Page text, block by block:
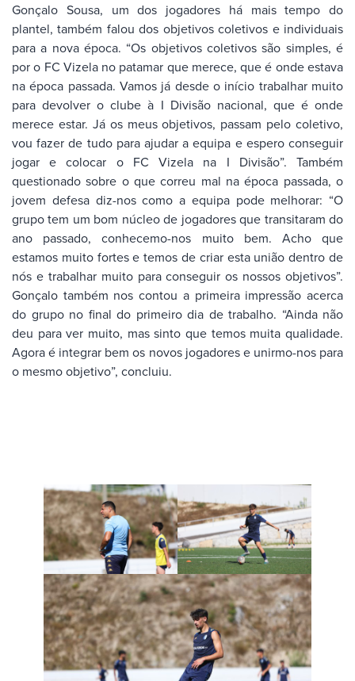
Gonçalo Sousa, um dos jogadores há mais tempo do
plantel, também falou dos objetivos coletivos e individuais
para a nova época. “Os objetivos coletivos são simples, é
por o FC Vizela no patamar que merece, que é onde estava
na época passada. Vamos já desde o início trabalhar muito
para devolver o clube à I Divisão nacional, que é onde
merece estar. Já os meus objetivos, passam pelo coletivo,
vou fazer de tudo para ajudar a equipa e espero conseguir
jogar e colocar o FC Vizela na I Divisão”. Também
questionado sobre o que correu mal na época passada, o
jovem defesa diz-nos como a equipa pode melhorar: “O
grupo tem um bom núcleo de jogadores que transitaram do
ano passado, conhecemo-nos muito bem. Acho que
estamos muito fortes e temos de criar esta união dentro de
nós e trabalhar muito para conseguir os nossos objetivos”.
Gonçalo também nos contou a primeira impressão acerca
do grupo no final do primeiro dia de trabalho. “Ainda não
deu para ver muito, mas sinto que temos muita qualidade.
Agora é integrar bem os novos jogadores e unirmo-nos para
o mesmo objetivo”, concluiu.